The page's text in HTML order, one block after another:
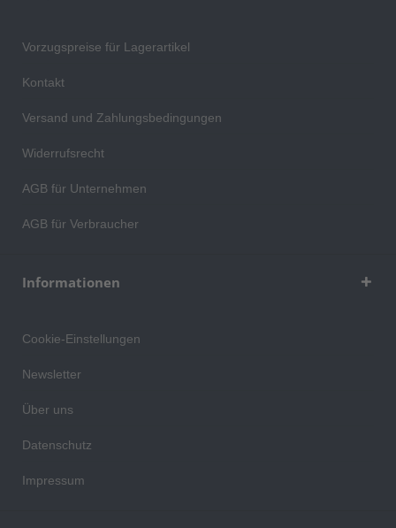
Vorzugspreise für Lagerartikel
Kontakt
Versand und Zahlungsbedingungen
Widerrufsrecht
AGB für Unternehmen
AGB für Verbraucher
Informationen
Cookie-Einstellungen
Newsletter
Über uns
Datenschutz
Impressum